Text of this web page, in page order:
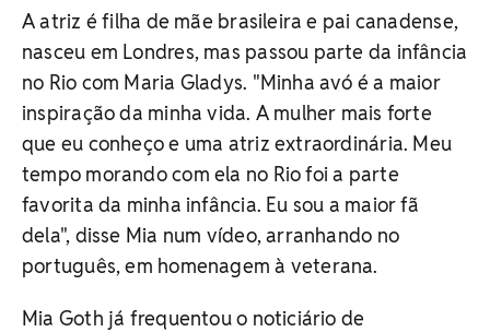
A atriz é filha de mãe brasileira e pai canadense,
nasceu em Londres, mas passou parte da infância
no Rio com Maria Gladys. "Minha avó é a maior
inspiração da minha vida. A mulher mais forte
que eu conheço e uma atriz extraordinária. Meu
tempo morando com ela no Rio foi a parte
favorita da minha infância. Eu sou a maior fã
dela", disse Mia num vídeo, arranhando no
português, em homenagem à veterana.
Mia Goth já frequentou o noticiário de